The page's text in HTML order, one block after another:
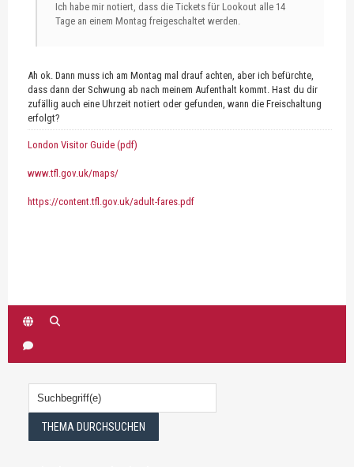
Ich habe mir notiert, dass die Tickets für Lookout alle 14
Tage an einem Montag freigeschaltet werden.
Ah ok. Dann muss ich am Montag mal drauf achten, aber ich befürchte,
dass dann der Schwung ab nach meinem Aufenthalt kommt. Hast du dir
zufällig auch eine Uhrzeit notiert oder gefunden, wann die Freischaltung
erfolgt?
London Visitor Guide (pdf)
www.tfl.gov.uk/maps/
https://content.tfl.gov.uk/adult-fares.pdf